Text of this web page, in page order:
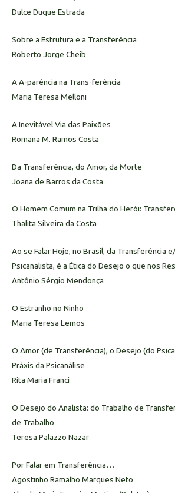
Dulce Duque Estrada
Sobre a Estrutura e a Transferência
Roberto Jorge Cheib
A A-parência na Trans-ferência
Maria Teresa Melloni
A Inevitável Via das Paixões
Romana M. Ramos Costa
Da Transferência, do Amor, da Morte
Joana de Barros da Costa
O Homem Comum na Trilha do Herói:
Thalita Silveira da Costa
Ao se Falar Hoje, no Brasil, da Transferência
Psicanalista, é a Ética do Desejo o que nos
Antônio Sérgio Mendonça
O Estranho no Ninho
Maria Teresa Lemos
O Amor (de Transferência), o Desejo (do
Práxis da Psicanálise
Rita Maria Franci
O Desejo do Analista: do Trabalho de
de Trabalho
Teresa Palazzo Nazar
Por Falar em Transferência…
Agostinho Ramalho Marques Neto